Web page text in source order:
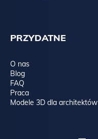
PRZYDATNE
O nas
Blog
FAQ
Praca
Modele 3D dla architektów